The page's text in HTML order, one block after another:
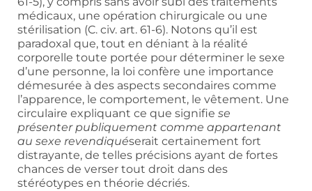
médicaux, une opération chirurgicale ou une
stérilisation (C. civ. art. 61-6). Notons qu’il est
paradoxal que, tout en déniant à la réalité
corporelle toute portée pour déterminer le sexe
d’une personne, la loi confère une importance
démesurée à des aspects secondaires comme
l’apparence, le comportement, le vêtement. Une
circulaire expliquant ce que signifie se
présenter publiquement comme appartenant
au sexe revendiquéserait certainement fort
distrayante, de telles précisions ayant de fortes
chances de verser tout droit dans des
stéréotypes en théorie décriés.